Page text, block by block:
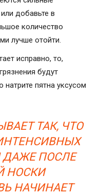
добавьте в
количество
лучше отойти.
исправно, то,
будут
натрите пятна уксусом
ТАК, ЧТО
ДАЖЕ ПОСЛЕ
НОСКИ
НАЧИНАЕТ